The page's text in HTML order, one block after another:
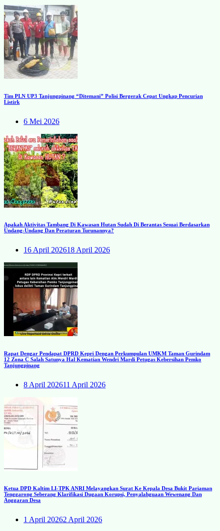
Tim PLN UP3 Tanjungpinang “Ditemani” Polisi Bergerak Cepat Ungkap Pencurian
Listirk
6 Mei 2026
Apakah Aktivitas Tambang Di Kawasan Hutan Sudah Di Berantas Sesuai Berdasarkan
Undang-Undang Dan Peraturan Turunannya?
16 April 202618 April 2026
Rapat Dengar Pendapat DPRD Kepri Dengan Perkumpulan UMKM Taman Gurindam
12 Zona C Salah Satunya Hal Kematian Wendri Mardi Petugas Kebersihan Pemko
Tanjungpinang
8 April 202611 April 2026
Ketua DPD Kaltim LI-TPK ANRI Melayangkan Surat Ke Kepala Desa Bukit Pariaman
Tenggarong Seberang Klarifikasi Dugaan Korupsi, Penyalahguaan Wewenang Dan
Anggaran Desa
1 April 20262 April 2026